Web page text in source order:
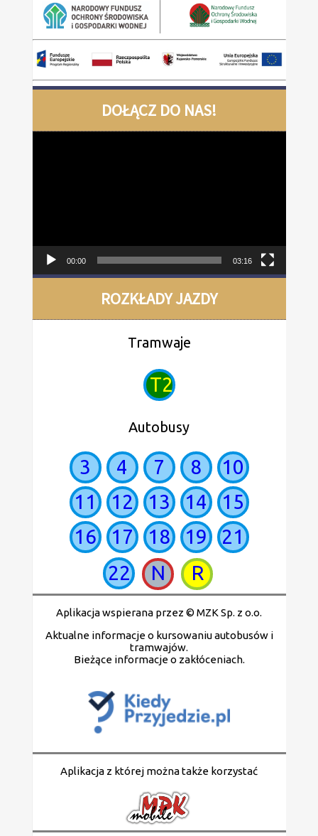
DOŁĄCZ DO NAS!
00:00 03:16
ROZKŁADY JAZDY
Tramwaje
T2
Autobusy
3 4 7 8
10
11
12 13 14
15
16
17 18 19
21
22
N R
Aplikacja wspierana przez © MZK Sp. z o.o.
Aktualne informacje o kursowaniu autobusów i
tramwajów.
Bieżące informacje o zakłóceniach.
Aplikacja z której można także korzystać